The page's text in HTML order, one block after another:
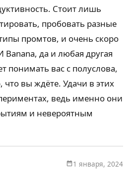
Стоит лишь
пробовать разные
промтов, и очень скоро
Banana, да и любая другая
понимать вас с полуслова,
вы ждёте. Удачи в этих
ведь именно они
и невероятным
1 января, 2024